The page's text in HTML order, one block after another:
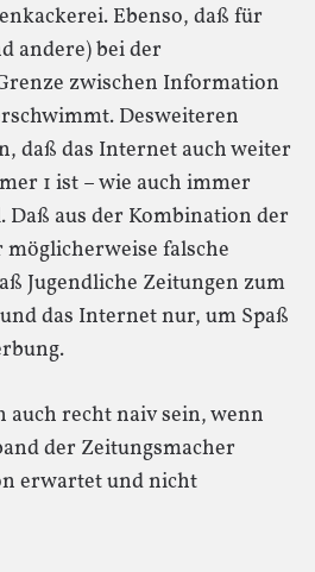
Ebenso, daß für
andere) bei der
zwischen Information
Desweiteren
daß das Internet auch weiter
1 ist – wie auch immer
Daß aus der Kombination der
möglicherweise falsche
Jugendliche Zeitungen zum
das Internet nur, um Spaß
auch recht naiv sein, wenn
der Zeitungsmacher
erwartet und nicht